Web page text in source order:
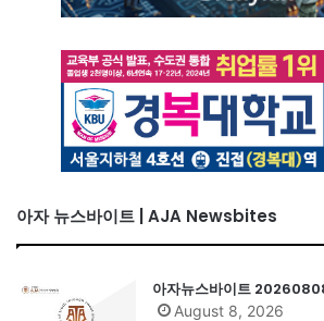
아자 뉴스바이트 | AJA Newsbites
아자뉴스바이트
August 8, 2026